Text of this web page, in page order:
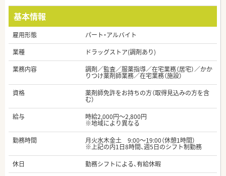
基本情報
雇用形態
パート・アルバイト
業種
ドラッグストア(調剤あり)
業務内容
調剤／監査／服薬指導／在宅業務（居宅）／かか
りつけ薬剤師業務／在宅業務（施設）
資格
薬剤師免許をお持ちの方（取得見込みの方を含
む）
給与
時給2,000円～2,800円
※地域により異なる
勤務時間
月火水木金土 9:00～19:00（休憩1時間）
※上記の内1日8時間、週5日のシフト制勤務
休日
勤務シフトによる、有給休暇